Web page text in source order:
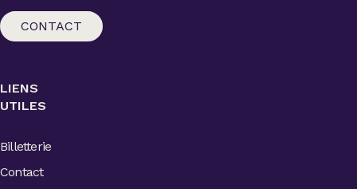
CONTACT
LIENS
UTILES
Billetterie
Contact